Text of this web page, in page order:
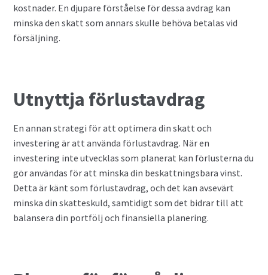
kostnader. En djupare förståelse för dessa avdrag kan
minska den skatt som annars skulle behöva betalas vid
försäljning.
Utnyttja förlustavdrag
En annan strategi för att optimera din skatt och
investering är att använda förlustavdrag. När en
investering inte utvecklas som planerat kan förlusterna du
gör användas för att minska din beskattningsbara vinst.
Detta är känt som förlustavdrag, och det kan avsevärt
minska din skatteskuld, samtidigt som det bidrar till att
balansera din portfölj och finansiella planering.